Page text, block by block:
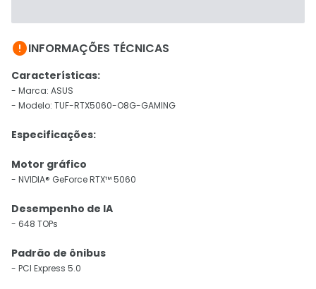
INFORMAÇÕES TÉCNICAS
Características:
- Marca: ASUS
- Modelo: TUF-RTX5060-O8G-GAMING
Especificações:
Motor gráfico
- NVIDIA® GeForce RTX™ 5060
Desempenho de IA
- 648 TOPs
Padrão de ônibus
- PCI Express 5.0